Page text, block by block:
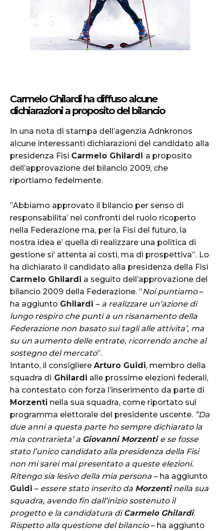
Carmelo Ghilardi ha diffuso alcune
dichiarazioni a proposito del bilancio
In una nota di stampa dell’agenzia Adnkronos
alcune interessanti dichiarazioni del candidato alla
presidenza Fisi Carmelo Ghilardi a proposito
dell’approvazione del bilancio 2009, che
riportiamo fedelmente.
”Abbiamo approvato il bilancio per senso di
responsabilita’ nei confronti del ruolo ricoperto
nella Federazione ma, per la Fisi del futuro, la
nostra idea e’ quella di realizzare una politica di
gestione si’ attenta ai costi, ma di prospettiva”. Lo
ha dichiarato il candidato alla presidenza della Fisi
Carmelo Ghilardi a seguito dell’approvazione del
bilancio 2009 della Federazione. ”Noi puntiamo–
ha aggiunto Ghilardi – a realizzare un’azione di
lungo respiro che punti a un risanamento della
Federazione non basato sui tagli alle attivita’, ma
su un aumento delle entrate, ricorrendo anche al
sostegno del mercato”.
Intanto, il consigliere Arturo Guidi, membro della
squadra di Ghilardi alle prossime elezioni federali,
ha contestato con forza l’inserimento da parte di
Morzenti nella sua squadra, come riportato sul
programma elettorale del presidente uscente. ”Da
due anni a questa parte ho sempre dichiarato la
mia contrarieta’ a Giovanni Morzenti e se fosse
stato l’unico candidato alla presidenza della Fisi
non mi sarei mai presentato a queste elezioni.
Ritengo sia lesivo della mia persona – ha aggiunto
Guidi – essere stato inserito da Morzentinella sua
squadra, avendo fin dall’inizio sostenuto il
progetto e la candidatura diCarmelo Ghilardi.
Rispetto alla questione del bilancio– ha aggiunto